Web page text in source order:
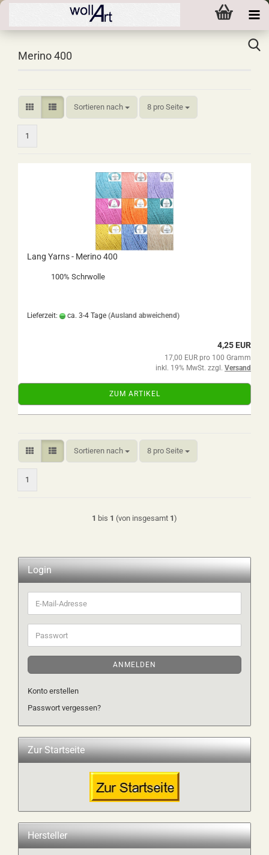
Merino 400
Sortieren nach
Sortieren nach 8 pro Seite
pro Seite
1
Lang Yarns - Merino 400
100% Schrwolle
Lieferzeit: ca. 3-4 Tage (Ausland abweichend)
4,25 EUR
17,00 EUR pro 100 Gramm
inkl. 19% MwSt. zzgl. Versand
ZUM ARTIKEL
Sortieren nach
Sortieren nach 8 pro Seite
pro Seite
1
1 bis 1 (von insgesamt 1)
Login
E-
Mail-
Adresse
Passwort
ANMELDEN
Konto erstellen
Passwort vergessen?
Zur Startseite
Hersteller